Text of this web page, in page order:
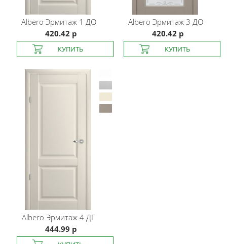
Albero Эрмитаж 1 ДО
420.42 р
Albero Эрмитаж 3 ДО
420.42 р
Albero Эрмитаж 4 ДГ
444.99 р